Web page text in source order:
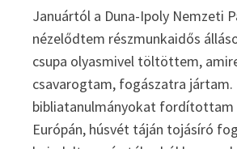
Januártól a Duna-Ipoly Nemzeti
nézelődtem részmunkaidős
csupa olyasmivel töltöttem,
csavarogtam, fogászatra
bibliatanulmányokat fordítottam
Európán, húsvét táján tojásíró